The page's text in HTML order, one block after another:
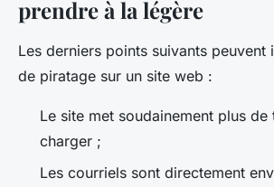
prendre à la légère
Les derniers points suivants peuvent
de piratage sur un site web :
Le site met soudainement plus
charger ;
Les courriels sont directement